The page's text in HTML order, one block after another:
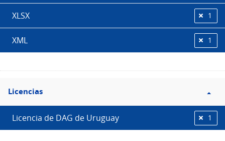
XLSX 1
XML 1
Filtro
Licencias
Licencias
Licencia de DAG de Uruguay 1